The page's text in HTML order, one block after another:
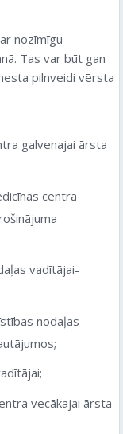
nozīmīgu
Tas var būt gan
pilnveidi vērsta
galvenajai ārsta
centra
vadītājai-
nodaļas
vecākajai ārsta